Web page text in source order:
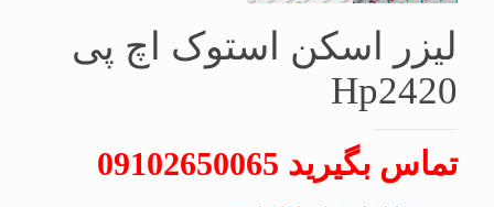
لیزر اسکن استوک اچ پی
Hp2420
تماس بگیرید 09102650065